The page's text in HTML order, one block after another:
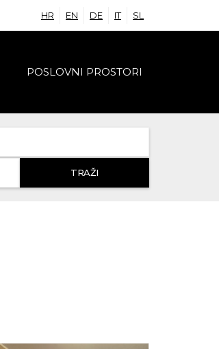
HR EN DE IT SL
POSLOVNI PROSTORI